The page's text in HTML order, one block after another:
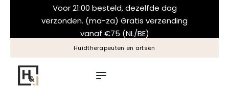
Voor 21:00 besteld, dezelfde dag
verzonden. (ma-za) Gratis verzending
vanaf €75 (NL/BE)
Huidtherapeuten en artsen